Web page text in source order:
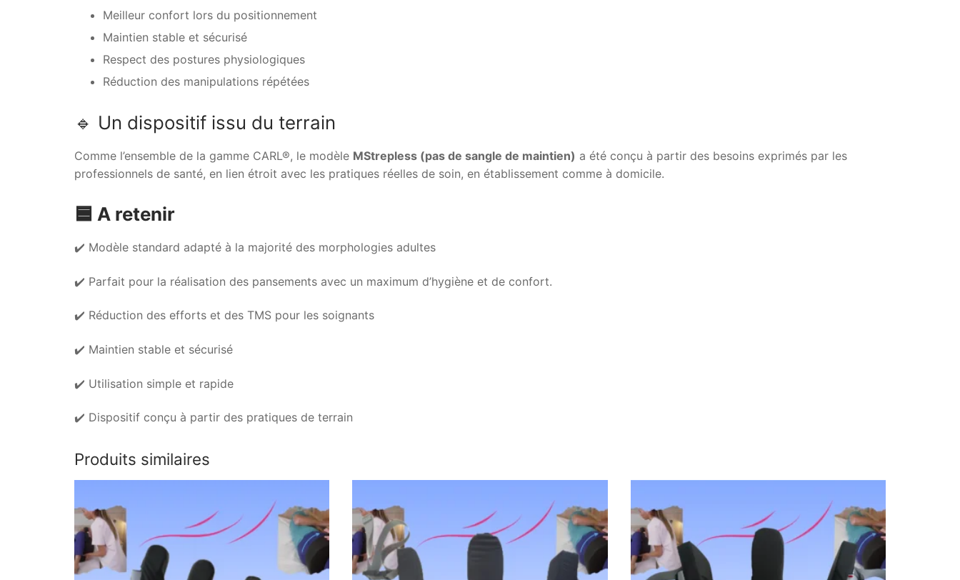
Meilleur confort lors du positionnement
Maintien stable et sécurisé
Respect des postures physiologiques
Réduction des manipulations répétées
🔹 Un dispositif issu du terrain
Comme l’ensemble de la gamme CARL®, le modèle MStrepless (pas de sangle de maintien) a été conçu à partir des besoins exprimés par les
professionnels de santé, en lien étroit avec les pratiques réelles de soin, en établissement comme à domicile.
🟦 A retenir
✔️ Modèle standard adapté à la majorité des morphologies adultes
✔️ Parfait pour la réalisation des pansements avec un maximum d’hygiène et de confort.
✔️ Réduction des efforts et des TMS pour les soignants
✔️ Maintien stable et sécurisé
✔️ Utilisation simple et rapide
✔️ Dispositif conçu à partir des pratiques de terrain
Produits similaires